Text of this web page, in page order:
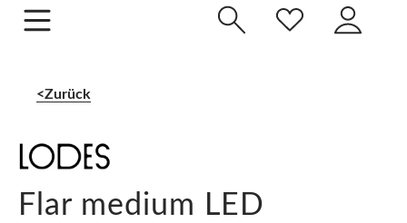
Zurück
Flar medium LED